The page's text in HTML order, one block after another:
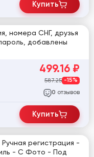
Купить
номера СНГ, друзья
добавлены
499.16 ₽
587.25 -15%
0 отзывов
Купить
регистрация -
- С Фото - Под